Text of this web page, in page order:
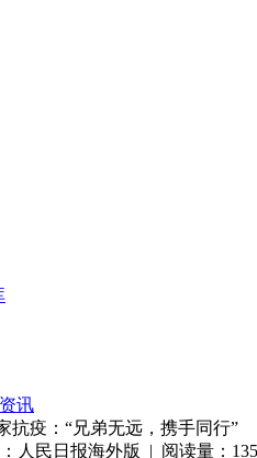
讯
抗疫：“兄弟无远，携手同行”
人民日报海外版 | 阅读量：